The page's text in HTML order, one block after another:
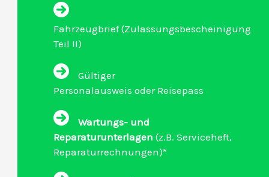
Fahrzeugbrief (Zulassungsbescheinigung
Teil II)
Gültiger
Personalausweis oder Reisepass
Wartungs- und
Reparaturunterlagen (z.B. Serviceheft,
Reparaturrechnungen)*